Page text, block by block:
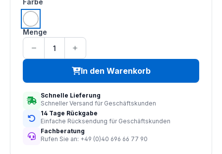
Farbe
weiß
Menge
In den Warenkorb
Schnelle Lieferung
Schneller Versand für Geschäftskunden
14 Tage Rückgabe
Einfache Rücksendung für Geschäftskunden
Fachberatung
Rufen Sie an: +49 (0)40 696 66 77 90